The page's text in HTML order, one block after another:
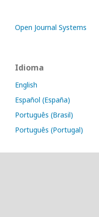
Open Journal Systems
Idioma
English
Español (España)
Português (Brasil)
Português (Portugal)